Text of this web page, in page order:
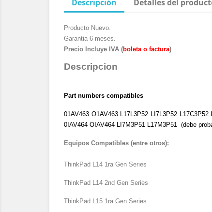
Descripción Detalles del
Producto Nuevo.
Garantia 6 meses.
Precio Incluye IVA (boleta o factura).
Descripcion
Part numbers compatibles
01AV463 O1AV463 L17L3P52 LI7L3P52
0IAV464 OIAV464 LI7M3P51 L17M3P51 (debe
Equipos Compatibles (entre otros):
ThinkPad L14 1ra Gen Series
ThinkPad L14 2nd Gen Series
ThinkPad L15 1ra Gen Series